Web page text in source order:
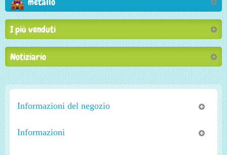
I più venduti
Notiziario
Informazioni del negozio
Informazioni